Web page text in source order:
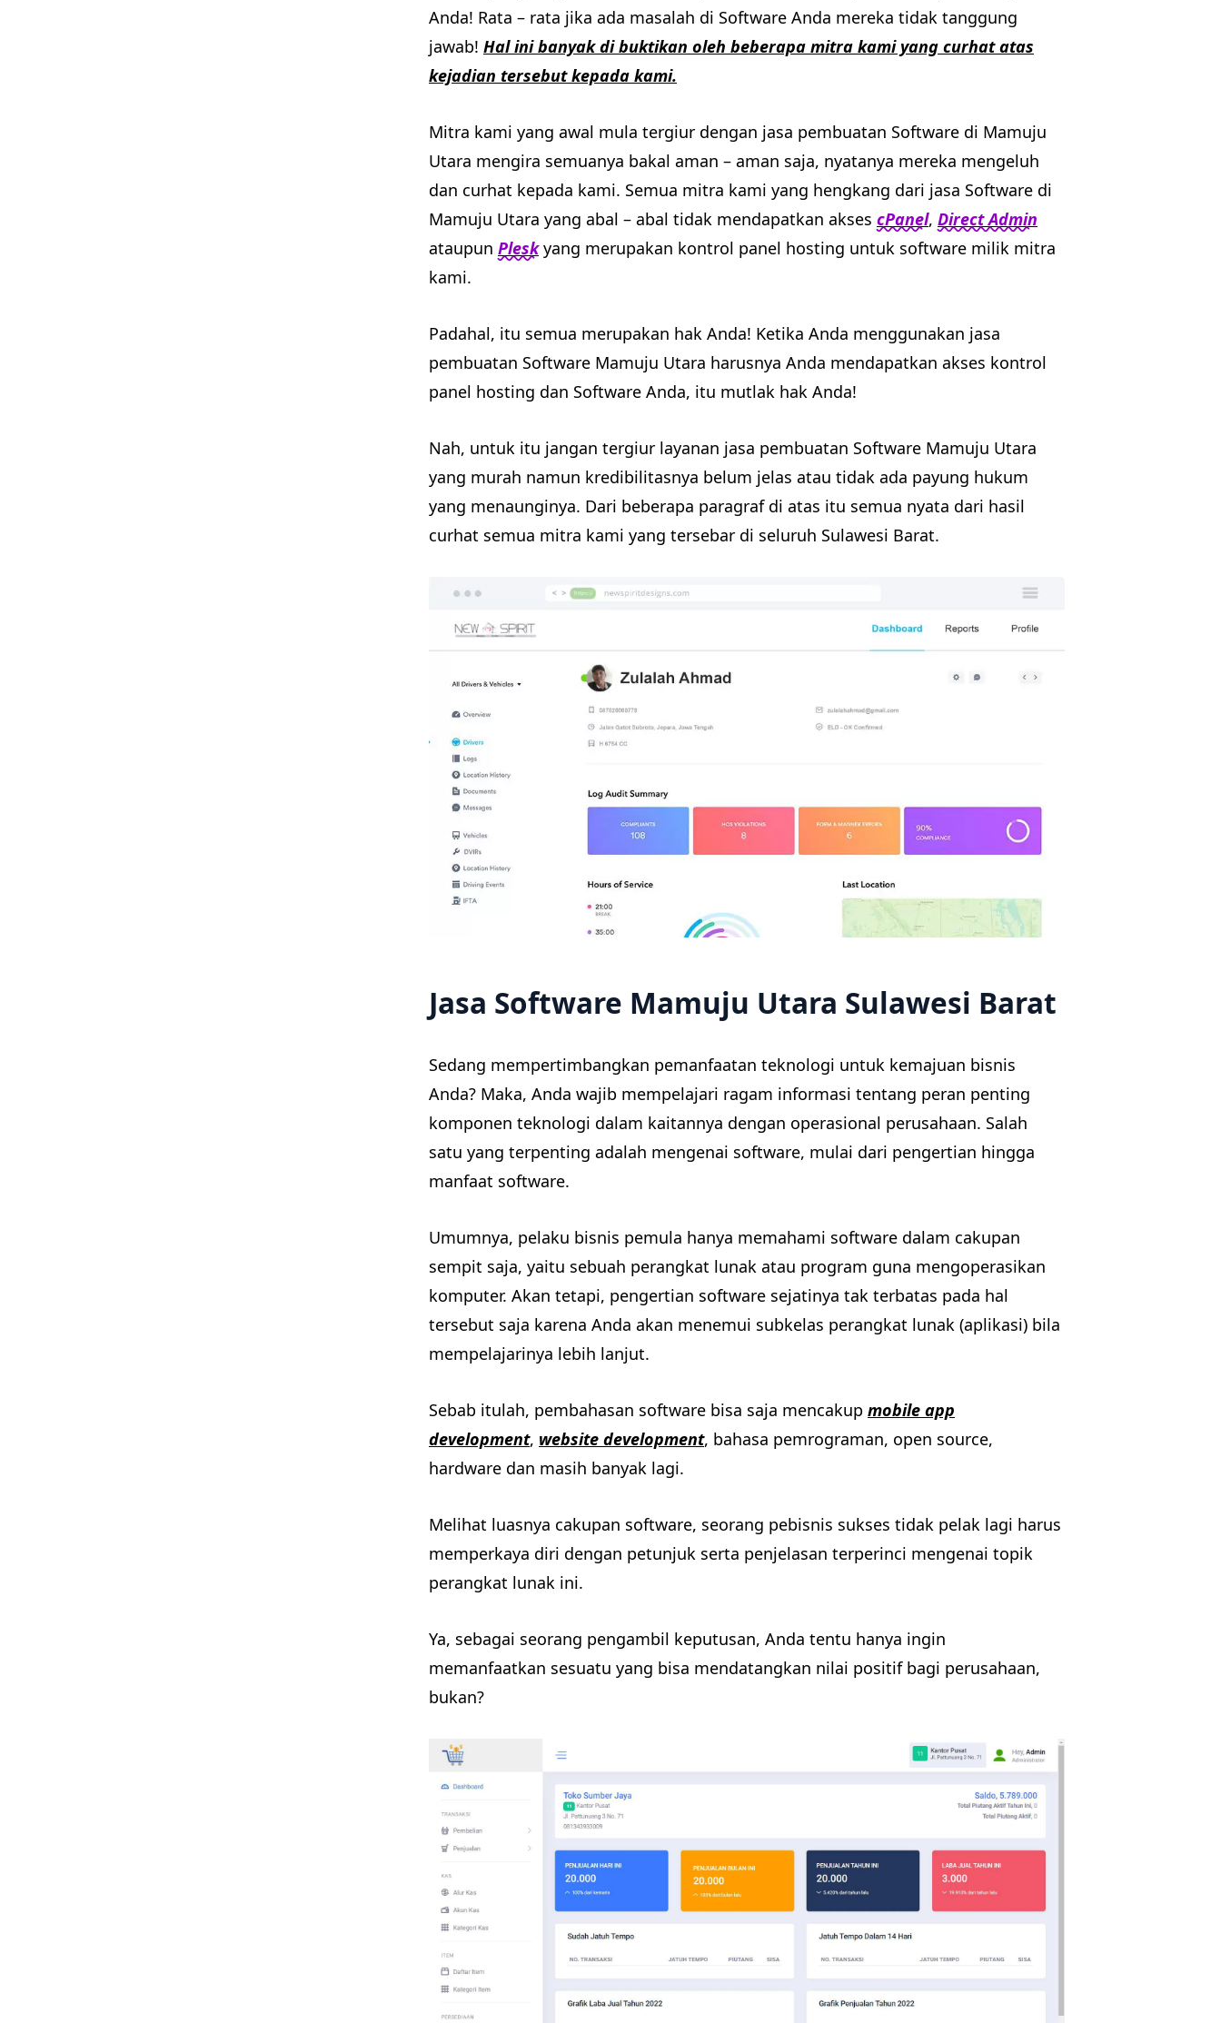
Anda! Rata – rata jika ada masalah di Software Anda mereka tidak tanggung
jawab! Hal ini banyak di buktikan oleh beberapa mitra kami yang curhat atas
kejadian tersebut kepada kami.
Mitra kami yang awal mula tergiur dengan jasa pembuatan Software di Mamuju
Utara mengira semuanya bakal aman – aman saja, nyatanya mereka mengeluh
dan curhat kepada kami. Semua mitra kami yang hengkang dari jasa Software di
Mamuju Utara yang abal – abal tidak mendapatkan akses cPanel, Direct Admin
ataupun Pleskyang merupakan kontrol panel hosting untuk software milik mitra
kami.
Padahal, itu semua merupakan hak Anda! Ketika Anda menggunakan jasa
pembuatan Software Mamuju Utara harusnya Anda mendapatkan akses kontrol
panel hosting dan Software Anda, itu mutlak hak Anda!
Nah, untuk itu jangan tergiur layanan jasa pembuatan Software Mamuju Utara
yang murah namun kredibilitasnya belum jelas atau tidak ada payung hukum
yang menaunginya. Dari beberapa paragraf di atas itu semua nyata dari hasil
curhat semua mitra kami yang tersebar di seluruh Sulawesi Barat.
Jasa Software Mamuju Utara Sulawesi Barat
Sedang mempertimbangkan pemanfaatan teknologi untuk kemajuan bisnis
Anda? Maka, Anda wajib mempelajari ragam informasi tentang peran penting
komponen teknologi dalam kaitannya dengan operasional perusahaan. Salah
satu yang terpenting adalah mengenai software, mulai dari pengertian hingga
manfaat software.
Umumnya, pelaku bisnis pemula hanya memahami software dalam cakupan
sempit saja, yaitu sebuah perangkat lunak atau program guna mengoperasikan
komputer. Akan tetapi, pengertian software sejatinya tak terbatas pada hal
tersebut saja karena Anda akan menemui subkelas perangkat lunak (aplikasi) bila
mempelajarinya lebih lanjut.
Sebab itulah, pembahasan software bisa saja mencakup mobile app
development, website development, bahasa pemrograman, open source,
hardware dan masih banyak lagi.
Melihat luasnya cakupan software, seorang pebisnis sukses tidak pelak lagi harus
memperkaya diri dengan petunjuk serta penjelasan terperinci mengenai topik
perangkat lunak ini.
Ya, sebagai seorang pengambil keputusan, Anda tentu hanya ingin
memanfaatkan sesuatu yang bisa mendatangkan nilai positif bagi perusahaan,
bukan?